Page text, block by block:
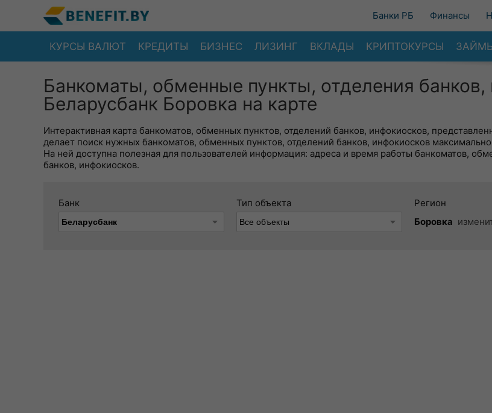
Банки РБ Финансы
КУРСЫ ВАЛЮТ КРЕДИТЫ БИЗНЕС ЛИЗИНГ ВКЛАДЫ КРИПТОКУРСЫ
Банкоматы, обменные пункты, отделения банков,
Беларусбанк Боровка на карте
Интерактивная карта банкоматов, обменных пунктов, отделений банков, инфокиосков,
делает поиск нужных банкоматов, обменных пунктов, отделений банков, инфокиосков
На ней доступна полезная для пользователей информация: адреса и время работы банкоматов,
банков, инфокиосков.
Банк Тип объекта
Регион
Боровка